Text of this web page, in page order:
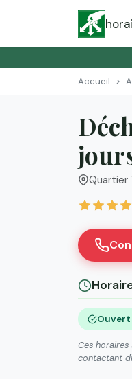
Accueil
Quartier
Ouvert
Ces
contactant